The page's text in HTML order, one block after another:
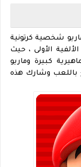
شخصية كرتونية
الأولى ، حيث
كبيرة وماريو
باللعب وشارك هذه